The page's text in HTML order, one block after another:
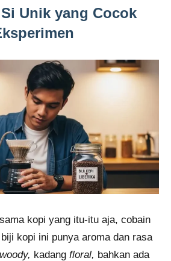
Unik yang Cocok
kopi yang itu-itu aja, cobain
kopi ini punya aroma dan rasa
woody, kadang floral, bahkan ada